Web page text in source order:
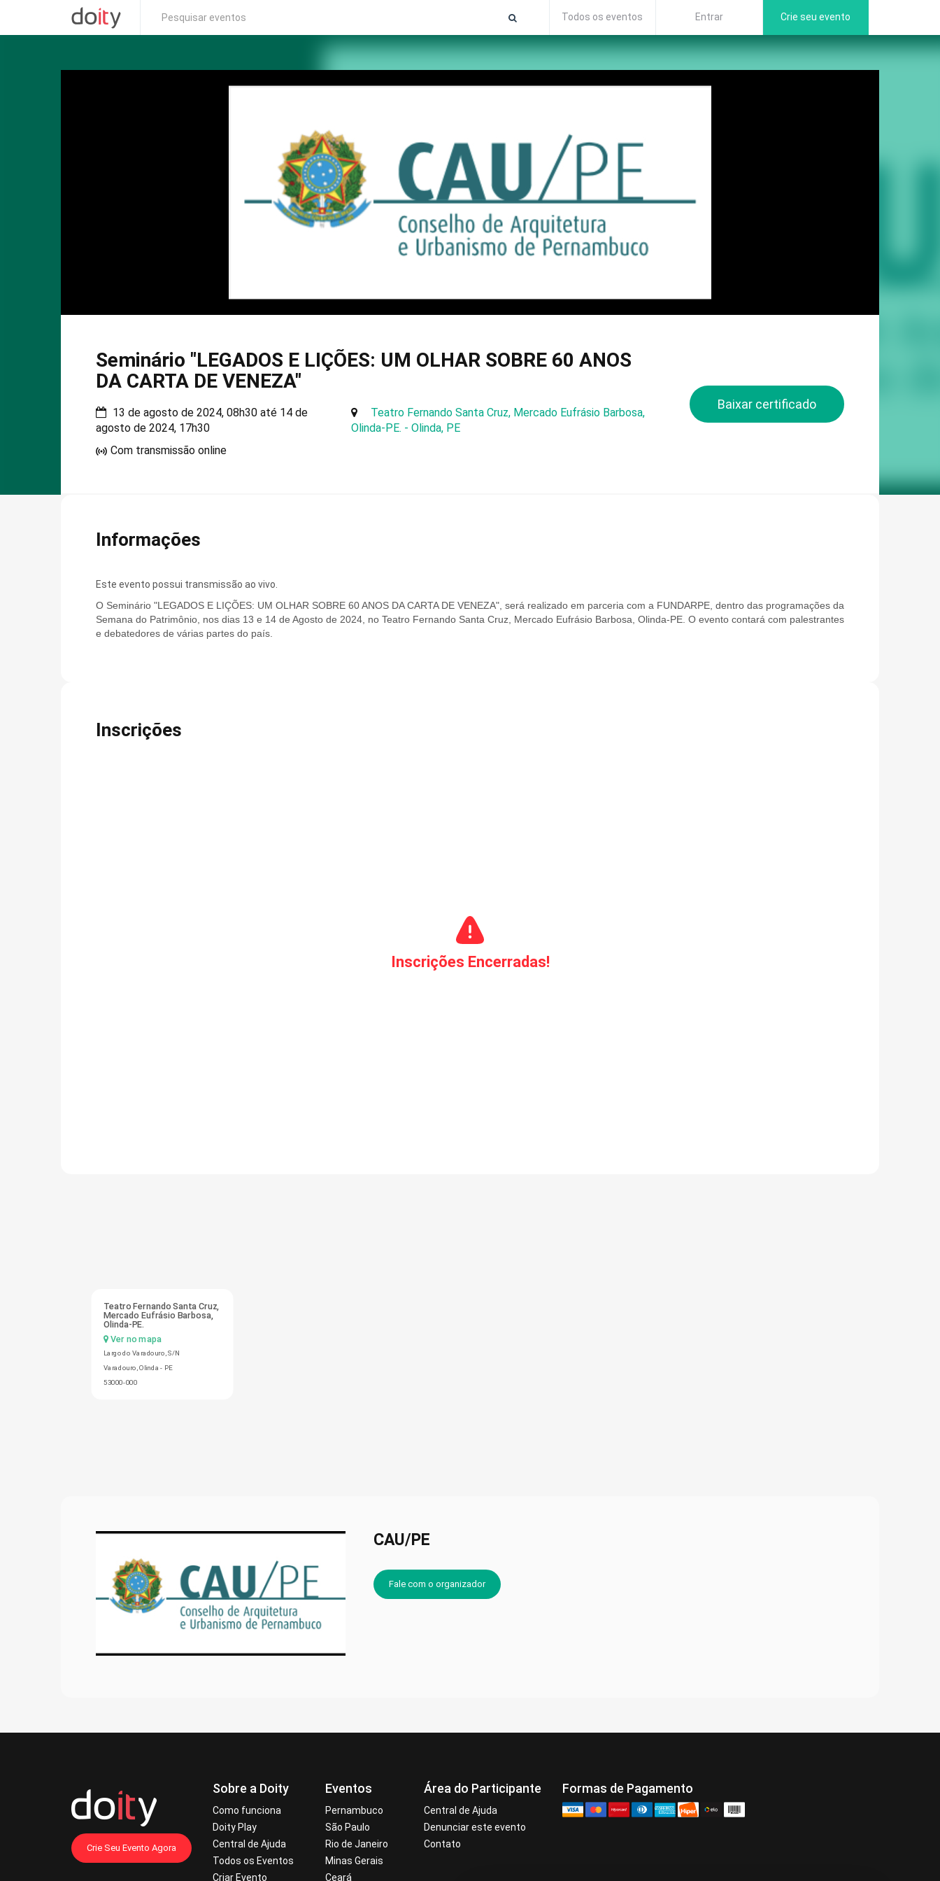
Todos os eventos Entrar Crie seu evento
Seminário "LEGADOS E LIÇÕES: UM OLHAR SOBRE 60 ANOS
DA CARTA DE VENEZA"
13 de agosto de 2024, 08h30 até 14 de
agosto de 2024, 17h30
Teatro Fernando Santa Cruz, Mercado Eufrásio Barbosa,
Olinda-PE. - Olinda, PE
Com transmissão online
Baixar certificado
Informações
Este evento possui transmissão ao vivo.
O Seminário "LEGADOS E LIÇÕES: UM OLHAR SOBRE 60 ANOS DA CARTA DE VENEZA", será realizado em parceria com a FUNDARPE, dentro das programações da
Semana do Patrimônio, nos dias 13 e 14 de Agosto de 2024, no Teatro Fernando Santa Cruz, Mercado Eufrásio Barbosa, Olinda-PE. O evento contará com palestrantes
e debatedores de várias partes do país.
Inscrições
Inscrições Encerradas!
Teatro Fernando Santa Cruz,
Mercado Eufrásio Barbosa,
Olinda-PE.
Ver no mapa
Largo do Varadouro, S/N
Varadouro, Olinda - PE
53000-000
CAU/PE
Fale com o organizador
Crie Seu Evento Agora
Sobre a Doity
Como funciona
Doity Play
Central de Ajuda
Todos os Eventos
Criar Evento
Eventos
Pernambuco
São Paulo
Rio de Janeiro
Minas Gerais
Ceará
Área do Participante
Central de Ajuda
Denunciar este evento
Contato
Formas de Pagamento